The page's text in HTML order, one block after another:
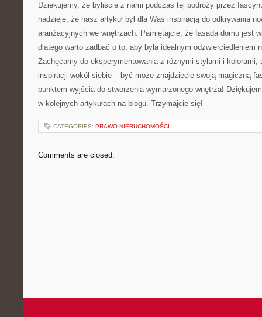
Dziękujemy, że byliście z nami podczas tej podróży⁤ przez
nadzieję, że nasz artykuł był dla Was inspiracją do ⁣odkrywania
aranżacyjnych​ we wnętrzach. ​Pamiętajcie, że fasada domu⁢ jest⁣
dlatego⁢ warto zadbać o to, aby była idealnym odzwierciedleniem
Zachęcamy do eksperymentowania z różnymi stylami i kolorami,
inspiracji wokół⁣ siebie – być może znajdziecie swoją magiczną
punktem wyjścia do stworzenia wymarzonego wnętrza!
w kolejnych artykułach na blogu. Trzymajcie się!
CATEGORIES: PRAWO NIERUCHOMOŚCI
Comments are closed.